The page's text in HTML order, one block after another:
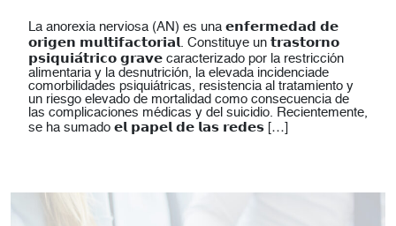
La anorexia nerviosa (AN) es una 𝗲𝗻𝗳𝗲𝗿𝗺𝗲𝗱𝗮𝗱 𝗱𝗲
𝗼𝗿𝗶𝗴𝗲𝗻 𝗺𝘂𝗹𝘁𝗶𝗳𝗮𝗰𝘁𝗼𝗿𝗶𝗮𝗹. Constituye un 𝘁𝗿𝗮𝘀𝘁𝗼𝗿𝗻𝗼
𝗽𝘀𝗶𝗾𝘂𝗶𝗮́𝘁𝗿𝗶𝗰𝗼 𝗴𝗿𝗮𝘃𝗲 caracterizado por la restricción
alimentaria y la desnutrición, la elevada incidenciade
comorbilidades psiquiátricas, resistencia al tratamiento y
un riesgo elevado de mortalidad como consecuencia de
las complicaciones médicas y del suicidio. Recientemente,
se ha sumado 𝗲𝗹 𝗽𝗮𝗽𝗲𝗹 𝗱𝗲 𝗹𝗮𝘀 𝗿𝗲𝗱𝗲𝘀 […]